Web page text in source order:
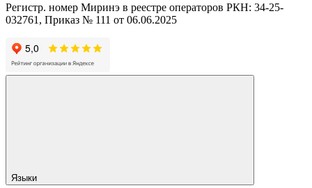
Регистр. номер Миринэ в реестре операторов РКН: 34-25-
032761, Приказ № 111 от 06.06.2025
Языки